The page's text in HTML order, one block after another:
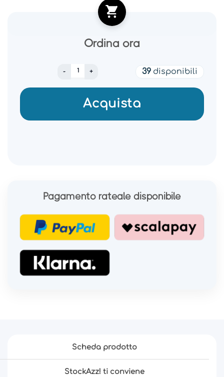
Ordina ora
XIAOMI MI SELFIE STICK TRIPOD BLACK
39 disponibili
Acquista
Pagamento rateale disponibile
Scheda prodotto
StockAzz! ti conviene